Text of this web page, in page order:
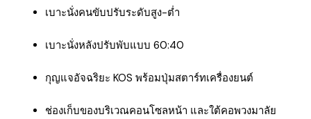
เบาะนั่งคนขับปรับระดับสูง-ต่ำ
เบาะนั่งหลังปรับพับแบบ 60:40
กุญแจอัจฉริยะ KOS พร้อมปุ่มสตาร์ทเครื่องยนต์
ช่องเก็บของบริเวณคอนโซลหน้า และใต้คอพวงมาลัย